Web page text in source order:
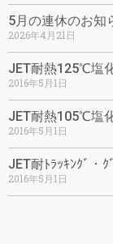
5月の連休のお知
2026年4月21日
JET耐熱125℃塩
2016年5月1日
JET耐熱105℃塩
2016年5月1日
JET耐ﾄﾗｯｷﾝｸﾞ・
2016年5月1日